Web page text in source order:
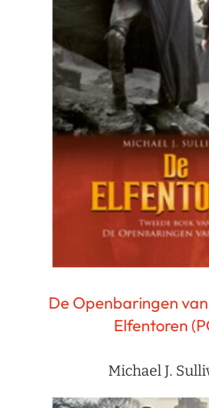
De Openbaringen
Elfentoren
Michael J.